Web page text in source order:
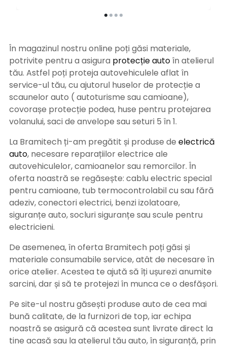
În magazinul nostru online poți găsi materiale,
potrivite pentru a asigura protecție autoîn atelierul
tău. Astfel poți proteja autovehiculele aflat în
service-ul tău, cu ajutorul huselor de protecție a
scaunelor auto ( autoturisme sau camioane),
covorașe protecție podea, huse pentru protejarea
volanului, saci de anvelope sau seturi 5 în 1.
La Bramitech ți-am pregătit și produse de electrică
auto, necesare reparațiilor electrice ale
autovehiculelor, camioanelor sau remorcilor. În
oferta noastră se regăsește: cablu electric special
pentru camioane, tub termocontrolabil cu sau fără
adeziv, conectori electrici, benzi izolatoare,
siguranțe auto, socluri siguranțe sau scule pentru
electricieni.
De asemenea, în oferta Bramitech poți găsi și
materiale consumabile service, atât de necesare în
orice atelier. Acestea te ajută să îți ușurezi anumite
sarcini, dar și să te protejezi în munca ce o desfășori.
Pe site-ul nostru găsești produse auto de cea mai
bună calitate, de la furnizori de top, iar echipa
noastră se asigură că acestea sunt livrate direct la
tine acasă sau la atelierul tău auto, în siguranță, prin